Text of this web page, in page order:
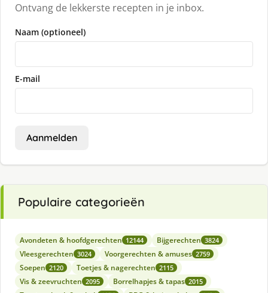
Ontvang de lekkerste recepten in je inbox.
Naam (optioneel)
E-mail
Aanmelden
Populaire categorieën
Avondeten & hoofdgerechten 12144 Bijgerechten 3824
Vleesgerechten 3024 Voorgerechten & amuses 2759
Soepen 2120 Toetjes & nagerechten 2115
Vis & zeevruchten 2095 Borrelhapjes & tapas 2015